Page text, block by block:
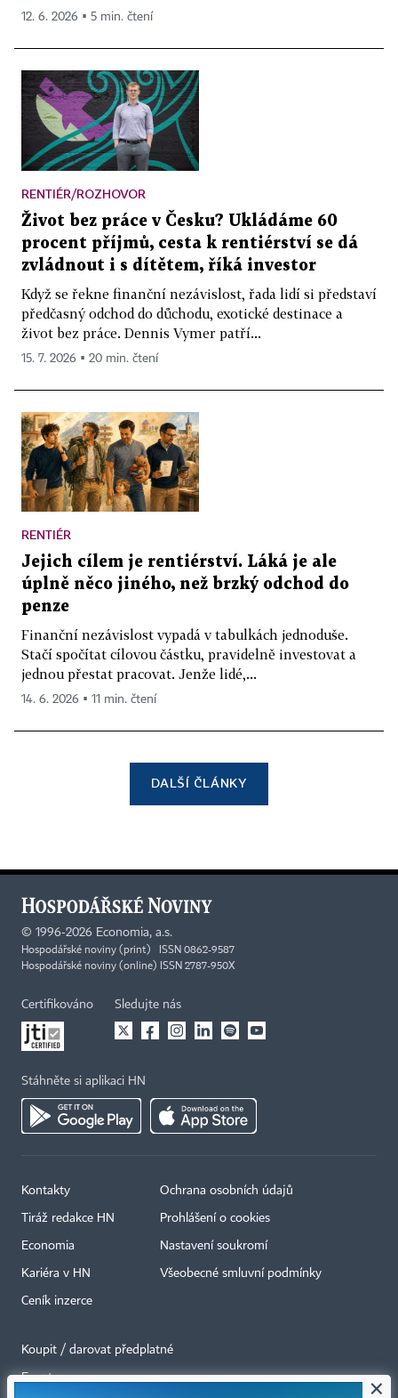
12. 6. 2026 ▪ 5 min. čtení
RENTIÉR/ROZHOVOR
Život bez práce v Česku? Ukládáme 60
procent příjmů, cesta k rentiérství se dá
zvládnout i s dítětem, říká investor
Když se řekne finanční nezávislost, řada lidí si představí
předčasný odchod do důchodu, exotické destinace a
život bez práce. Dennis Vymer patří...
15. 7. 2026 ▪ 20 min. čtení
RENTIÉR
Jejich cílem je rentiérství. Láká je ale
úplně něco jiného, než brzký odchod do
penze
Finanční nezávislost vypadá v tabulkách jednoduše.
Stačí spočítat cílovou částku, pravidelně investovat a
jednou přestat pracovat. Jenže lidé,...
14. 6. 2026 ▪ 11 min. čtení
DALŠÍ ČLÁNKY
© 1996-2026 Economia, a.s.
Hospodářské noviny (print) ISSN 0862-9587
Hospodářské noviny (online) ISSN 2787-950X
Certifikováno Sledujte nás
Stáhněte si aplikaci HN
Kontakty
Tiráž redakce HN
Economia
Kariéra v HN
Ceník inzerce
Ochrana osobních údajů
Prohlášení o cookies
Nastavení soukromí
Všeobecné smluvní podmínky
Koupit / darovat předplatné
Eventy ×